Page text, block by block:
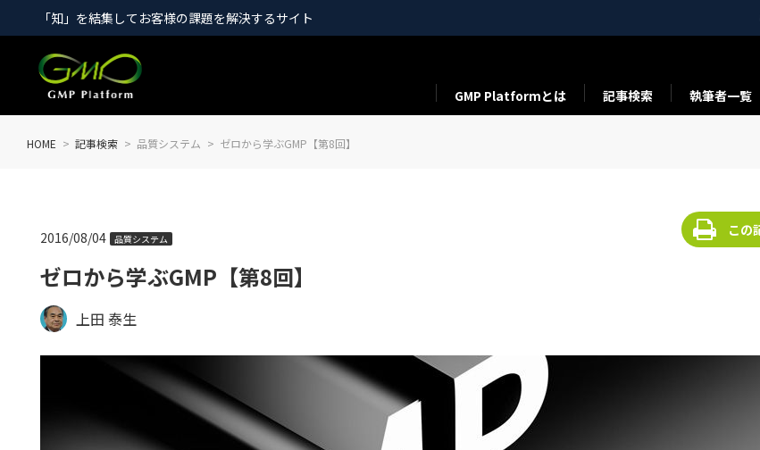
「知」を結集してお客様の課題を解決するサイト
GMP Platformとは 記事検索 執筆者一覧
HOME 記事検索 品質システム ゼロから学ぶGMP【第8回】
ゼロから学ぶGMP【第8回】
2016/08/04 品質システム
この
上田 泰生